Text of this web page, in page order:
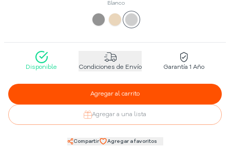
Blanco
Disponible Condiciones de Envío Garantía 1 Año
Agregar al carrito
Agregar a una lista
Compartir Agregar a favoritos